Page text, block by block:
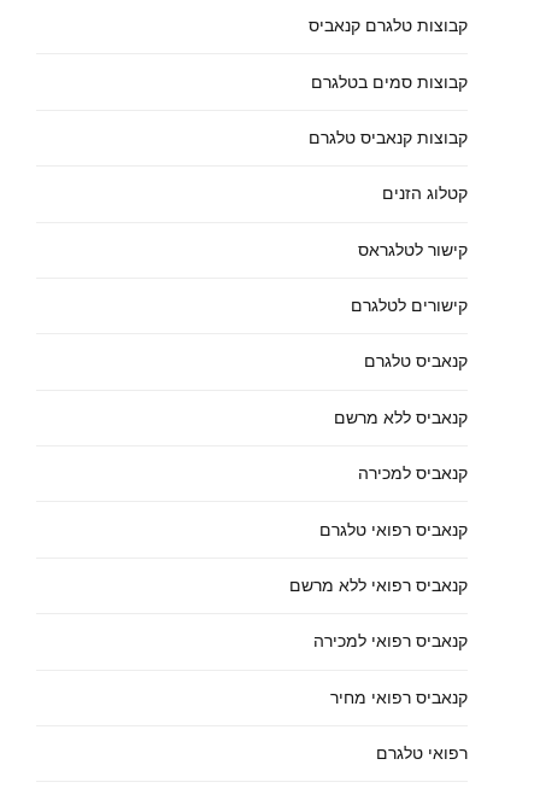
קבוצות טלגרם קנאביס
קבוצות סמים בטלגרם
קבוצות קנאביס טלגרם
קטלוג הזנים
קישור לטלגראס
קישורים לטלגרם
קנאביס טלגרם
קנאביס ללא מרשם
קנאביס למכירה
קנאביס רפואי טלגרם
קנאביס רפואי ללא מרשם
קנאביס רפואי למכירה
קנאביס רפואי מחיר
רפואי טלגרם